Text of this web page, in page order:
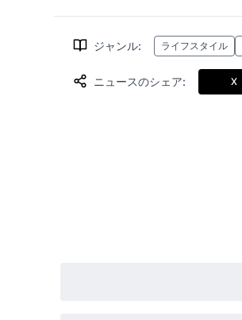
ジャンル: ライフスタイル
ニュースのシェア: X